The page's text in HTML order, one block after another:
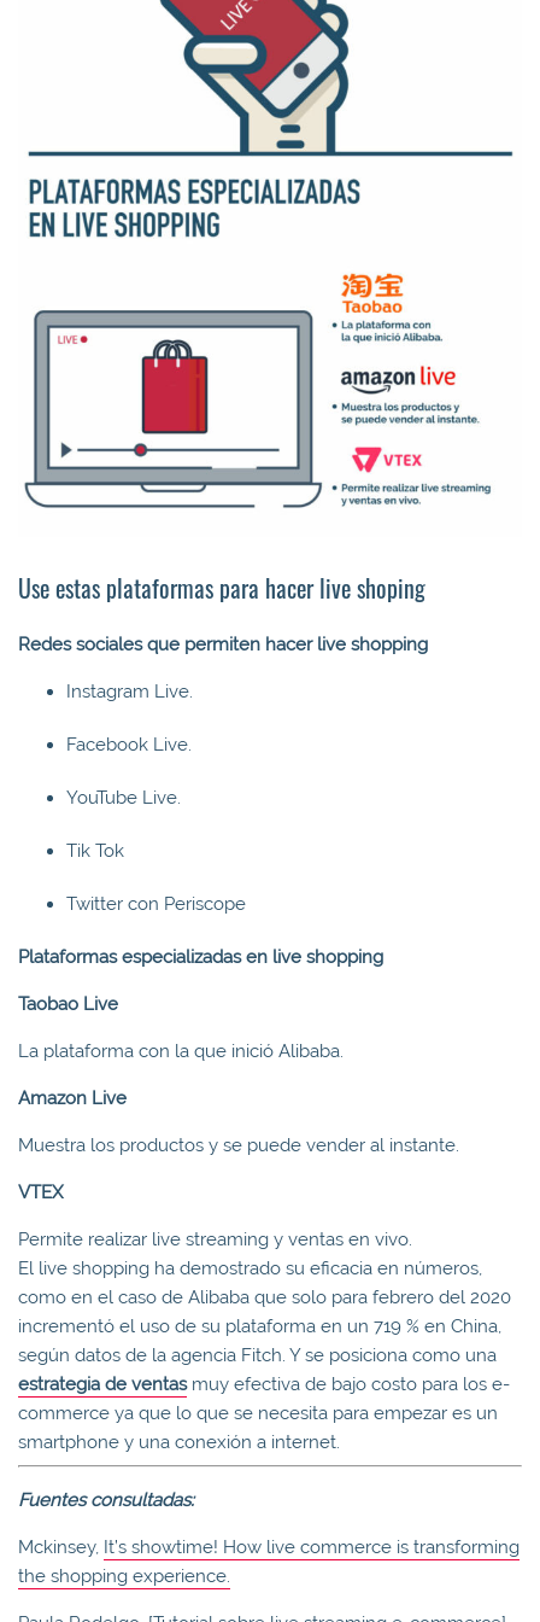
Use estas plataformas para hacer live shoping
Redes sociales que permiten hacer live shopping
Instagram Live.
Facebook Live.
YouTube Live.
Tik Tok
Twitter con Periscope
Plataformas especializadas en live shopping
Taobao Live
La plataforma con la que inició Alibaba.
Amazon Live
Muestra los productos y se puede vender al instante.
VTEX
Permite realizar live streaming y ventas en vivo.
El live shopping ha demostrado su eficacia en números,
como en el caso de Alibaba que solo para febrero del 2020
incrementó el uso de su plataforma en un 719 % en China,
según datos de la agencia Fitch. Y se posiciona como una
estrategia de ventasmuy efectiva de bajo costo para los e-
commerce ya que lo que se necesita para empezar es un
smartphone y una conexión a internet.
Fuentes consultadas:
Mckinsey, It’s showtime! How live commerce is transforming
the shopping experience.